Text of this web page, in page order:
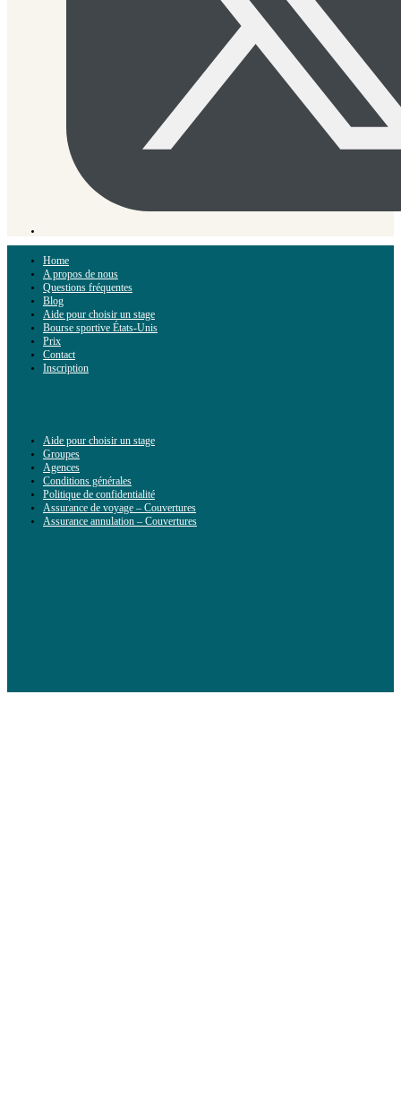
Home
A propos de nous
Questions fréquentes
Blog
Aide pour choisir un stage
Bourse sportive États-Unis
Prix
Contact
Inscription
Aide pour choisir un stage
Groupes
Agences
Conditions générales
Politique de confidentialité
Assurance de voyage – Couvertures
Assurance annulation – Couvertures